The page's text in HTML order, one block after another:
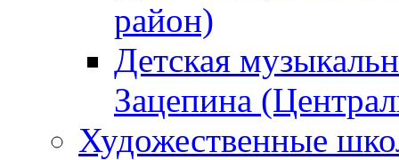
район)
Детская
Зацепина
Художественные